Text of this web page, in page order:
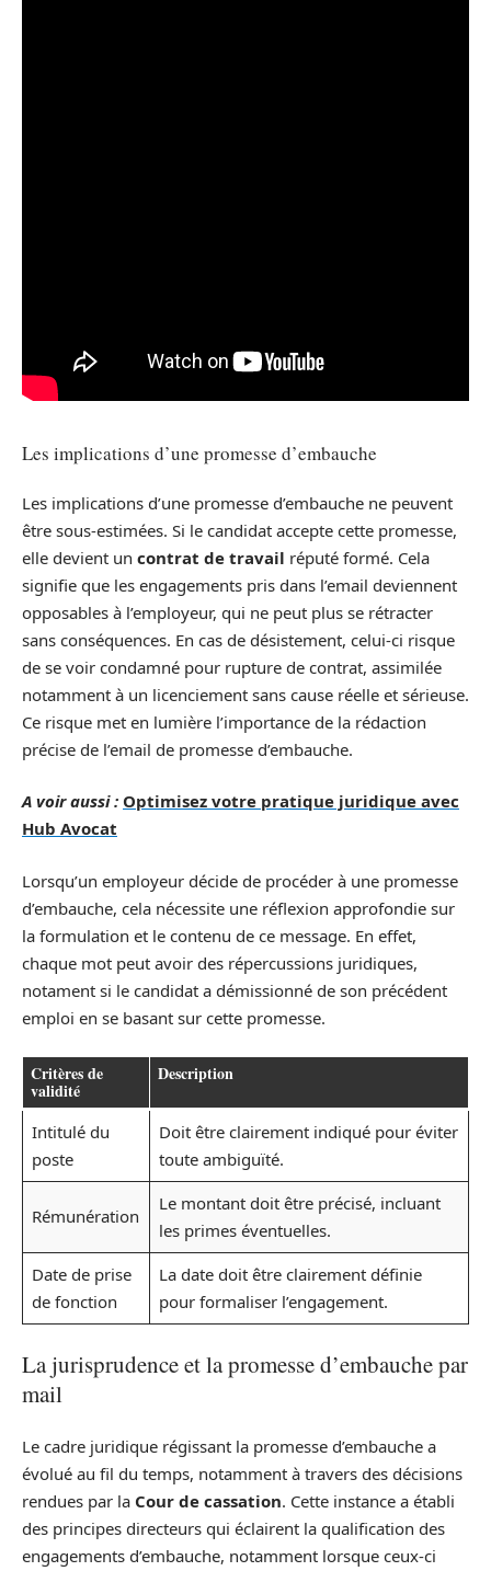
Les implications d’une promesse d’embauche
Les implications d’une promesse d’embauche ne peuvent
être sous-estimées. Si le candidat accepte cette promesse,
elle devient un contrat de travail réputé formé. Cela
signifie que les engagements pris dans l’email deviennent
opposables à l’employeur, qui ne peut plus se rétracter
sans conséquences. En cas de désistement, celui-ci risque
de se voir condamné pour rupture de contrat, assimilée
notamment à un licenciement sans cause réelle et sérieuse.
Ce risque met en lumière l’importance de la rédaction
précise de l’email de promesse d’embauche.
A voir aussi : Optimisez votre pratique juridique avec
Hub Avocat
Lorsqu’un employeur décide de procéder à une promesse
d’embauche, cela nécessite une réflexion approfondie sur
la formulation et le contenu de ce message. En effet,
chaque mot peut avoir des répercussions juridiques,
notament si le candidat a démissionné de son précédent
emploi en se basant sur cette promesse.
Critères de
validité
Description
Intitulé du
poste
Doit être clairement indiqué pour éviter
toute ambiguïté.
Rémunération
Le montant doit être précisé, incluant
les primes éventuelles.
Date de prise
de fonction
La date doit être clairement définie
pour formaliser l’engagement.
La jurisprudence et la promesse d’embauche par
mail
Le cadre juridique régissant la promesse d’embauche a
évolué au fil du temps, notamment à travers des décisions
rendues par la Cour de cassation. Cette instance a établi
des principes directeurs qui éclairent la qualification des
engagements d’embauche, notamment lorsque ceux-ci